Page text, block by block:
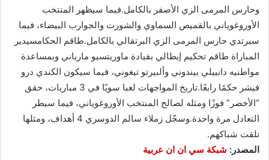
وحارس المرمى الزي الأصفر بالكامل.فيما سيظهر المنتخب
الأوروغوياني بالقميص السماوي والشورت والجوارب البيضاء، فيما
سيرتدي حارس المرمى الزي البرتقالي بالكامل.طاقم الحكامسيدير
المباراة طاقم تحكيم إيطالي بقيادة ماوريتسيو مارياني وبمساعدة
مواطنيه دانييلي بيندوني وألبيرتو تيغوني، فيما سيكون الكندي درو
فيشر حكمًا رابعًا.تاريخ المواجهات لعبا سويًا في 3 مباريات، حقق
“الأخضر” فوزًا ومثله لصالح المنتخب الأوروغوياني، فيما سيطر
التعادل مرة واحدة.وسجّل زملاء سالم الدوسري 4 أهداف، ومثلها
تلقت شباكهم.
المصدر: شبكة سي ان ان عربية